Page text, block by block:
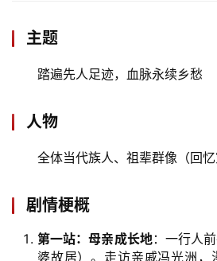
主题
踏遍先人足迹，血脉永续乡愁
人物
全体当代族人、祖辈群像（回忆
剧情梗概
第一站：母亲成长地：一行人
婆故居）。走访亲戚冯光洲，